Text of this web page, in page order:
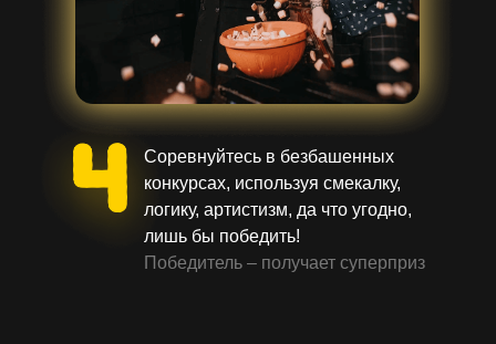
Соревнуйтесь в безбашенных
конкурсах, используя смекалку,
логику, артистизм, да что угодно,
лишь бы победить!
Победитель – получает суперприз